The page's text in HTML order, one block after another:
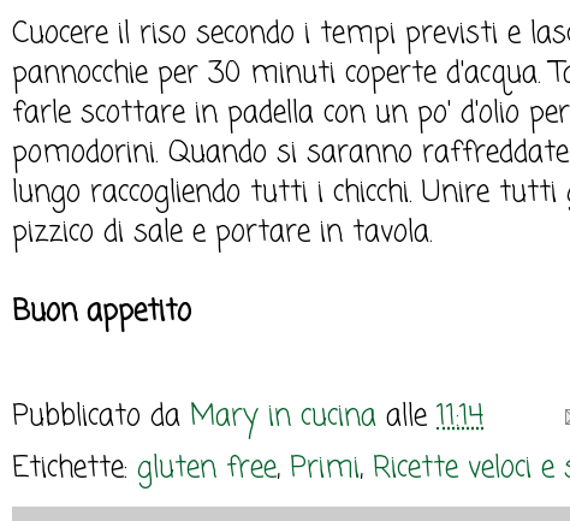
Cuocere il riso secondo i tempi previsti e
pannocchie per 30 minuti coperte d'acqua.
farle scottare in padella con un po' d'olio
pomodorini. Quando si saranno
lungo raccogliendo tutti i chicchi. Unire
pizzico di sale e portare in tavola.
Buon appetito
Pubblicato da Mary in cucina alle 11:14
Etichette: gluten free, Primi, Ricette veloci